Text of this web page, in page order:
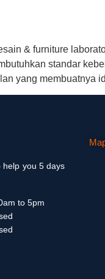
& furniture
standar
yang membuatnya
help you 5 days
to 5pm